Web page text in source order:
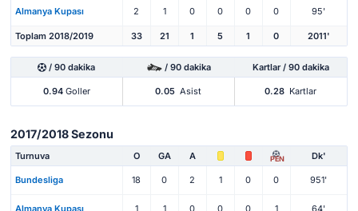
Almanya Kupası 2 1 0 0 0 0 95'
Toplam 2018/2019 33 21 1 5 1 0 2011'
/ 90 dakika / 90 dakika Kartlar / 90 dakika
0.94Goller 0.05 Asist 0.28 Kartlar
2017/2018 Sezonu
Turnuva O GA A PEN Dk'
Bundesliga 18 0 2 1 0 0 951'
Almanya Kupası 1 1 0 0 0 1 64'